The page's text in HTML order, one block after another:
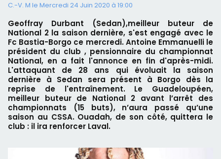
C.-V. M le Mercredi 24 Juin 2020 à 19:00
Geoffray Durbant (Sedan),meilleur buteur de
National 2 la saison dernière, s'est engagé avec le
Fc Bastia-Borgo ce mercredi. Antoine Emmanuelli le
président du club , pensionnaire du championnat
National, en a fait l'annonce en fin d'après-midi.
L'attaquant de 28 ans qui évoluait la saison
dernière à Sedan sera présent à Borgo dès la
reprise de l'entraînement. Le Guadeloupéen,
meilleur buteur de National 2 avant l’arrêt des
championnats (15 buts), n’aura passé qu’une
saison au CSSA. Ouadah, de son côté, quittera le
club : il ira renforcer Laval.